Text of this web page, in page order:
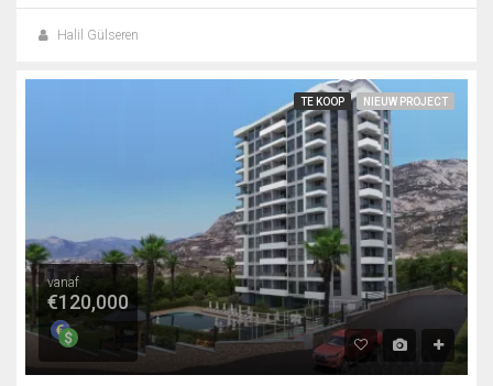
Halil Gülseren
TE KOOP NIEUW PROJECT
vanaf
€120,000